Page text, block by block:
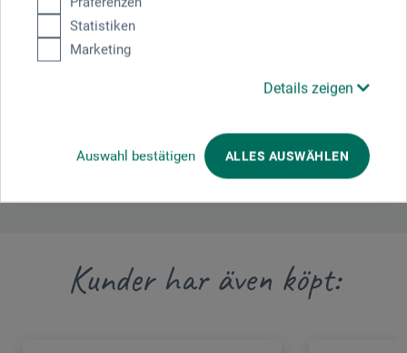
Statistiken
Marketing
Details zeigen
Auswahl bestätigen ALLES AUSWÄHLEN
boesner GmbH distribution + logistics
Kunder har även köpt: